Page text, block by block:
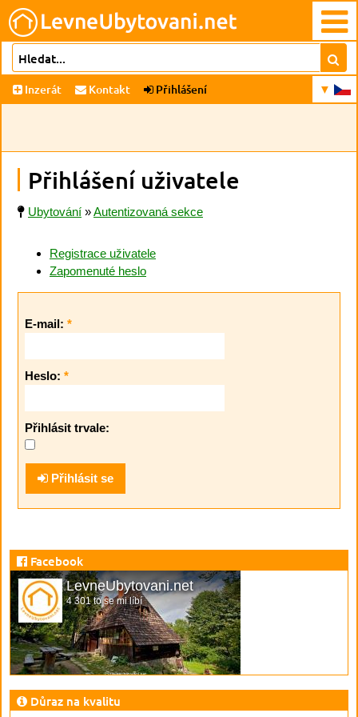
Inzerát Kontakt Přihlášení
Přihlášení uživatele
Ubytování »Autentizovaná sekce
Registrace uživatele
Zapomenuté heslo
E-mail: *
Heslo: *
Přihlásit trvale:
Přihlásit se
Facebook
LevneUbytovani.net
4 301 to se mi líbí
Důraz na kvalitu